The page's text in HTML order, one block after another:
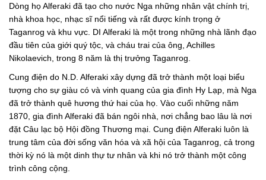
Dòng họ Alferaki đã tạo cho nước Nga những nhân vật chính trị,
nhà khoa học, nhạc sĩ nổi tiếng và rất được kính trọng ở
Taganrog và khu vực. DI Alferaki là một trong những nhà lãnh đạo
đầu tiên của giới quý tộc, và cháu trai của ông, Achilles
Nikolaevich, trong 8 năm là thị trưởng Taganrog.
Cung điện do N.D. Alferaki xây dựng đã trở thành một loại biểu
tượng cho sự giàu có và vinh quang của gia đình Hy Lạp, mà Nga
đã trở thành quê hương thứ hai của họ. Vào cuối những năm
1870, gia đình Alferaki đã bán ngôi nhà, nơi chẳng bao lâu là nơi
đặt Câu lạc bộ Hội đồng Thương mại. Cung điện Alferaki luôn là
trung tâm của đời sống văn hóa và xã hội của Taganrog, cả trong
thời kỳ nó là một dinh thự tư nhân và khi nó trở thành một công
trình công cộng.